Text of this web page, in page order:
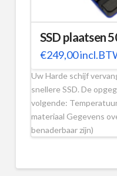
SSD plaatsen
€249,00
Uw Harde schijf
snellere SSD. De
volgende:
materiaal Gegevens
benaderbaar zijn)